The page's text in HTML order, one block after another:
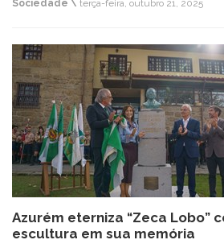
Sociedade \ terça-feira, outubro 21, 2025
Azurém eterniza “Zeca Lobo”
escultura em sua memória